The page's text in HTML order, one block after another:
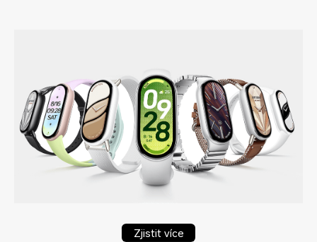
Zjistit více